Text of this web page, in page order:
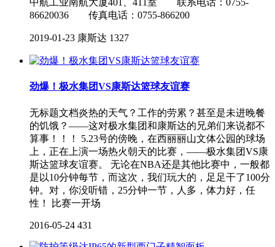
中航工业南航大厦401、411室 联系电话：0755-
86620036 传真电话：0755-866200
2019-01-23 康斯达 1327
劲爆！极水集团VS康斯达篮球友谊赛
无标题文档炎热的天气？工作的劳累？甚至是未进晚餐
的饥饿？——这对极水集团和康斯达的兄弟们来说都不
算事！！！ 5.23号的傍晚，在西丽丽山文体公园的球场
上，正在上演一场热火朝天的比赛，——极水集团VS康
斯达篮球友谊赛。 无论在NBA还是其他比赛中，一般都
是以10分钟每节，而这次，我们玩大的，足足干了100分
钟。对，你没听错，25分钟一节，人多，体力好，任
性！ 比赛一开场
2016-05-24 431